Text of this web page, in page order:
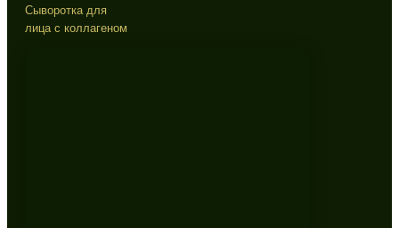
Сыворотка для
лица с коллагеном